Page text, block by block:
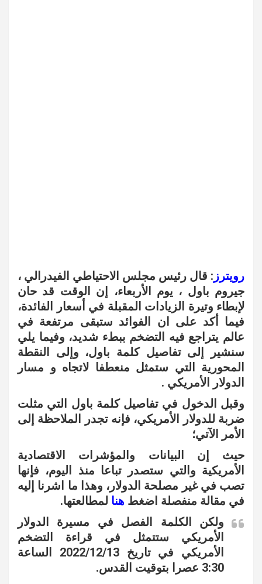
رويترز : قال رئيس مجلس الاحتياطي الفيدرالي ،
جيروم باول ، يوم الأربعاء، إن الوقت قد حان
لإبطاء وتيرة الزيادات المقبلة في أسعار الفائدة،
فيما أكد على ان الفوائد ستبقى مرتفعة في
عالم يتراجع فيه التضخم ببطء شديد، وفيما يلي
سنشير إلى تفاصيل كلمة باول، وإلى النقطة
المحورية التي ستمثل منعطفا لاتجاه و مسار
الدولار الأمريكي .
وقبل الدخول في تفاصيل كلمة باول التي مثلت
ضربة للدولار الأمريكي، فإنه تجدر الملاحظة إلى
الأمر الآتي؛
حيث إن البيانات والمؤشرات الاقتصادية
الأمريكية والتي ستصدر تباعا منذ اليوم، فإنها
تصب في غير مصلحة الدولار، وهذا ما اشرنا إليه
في مقالة منفصلة اضغط هنا لمطالعتها.
ولكن الكلمة الفصل في مسيرة الدولار
الأمريكي ستتمثل في قراءة التضخم
الأمريكي في تاريخ 2022/12/13 الساعة
3:30 عصرا بتوقيت القدس.